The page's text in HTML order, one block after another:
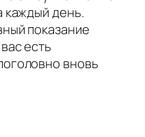
каждый день.
показание
есть
вновь